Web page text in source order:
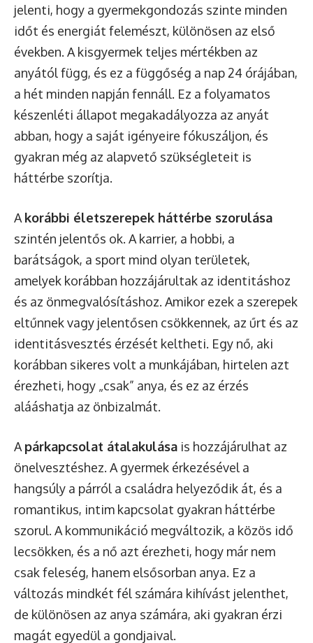
jelenti, hogy a gyermekgondozás szinte minden
időt és energiát felemészt, különösen az első
években. A kisgyermek teljes mértékben az
anyától függ, és ez a függőség a nap 24 órájában,
a hét minden napján fennáll. Ez a folyamatos
készenléti állapot megakadályozza az anyát
abban, hogy a saját igényeire fókuszáljon, és
gyakran még az alapvető szükségleteit is
háttérbe szorítja.
A korábbi életszerepek háttérbe szorulása
szintén jelentős ok. A karrier, a hobbi, a
barátságok, a sport mind olyan területek,
amelyek korábban hozzájárultak az identitáshoz
és az önmegvalósításhoz. Amikor ezek a szerepek
eltűnnek vagy jelentősen csökkennek, az űrt és az
identitásvesztés érzését keltheti. Egy nő, aki
korábban sikeres volt a munkájában, hirtelen azt
érezheti, hogy „csak” anya, és ez az érzés
alááshatja az önbizalmát.
A párkapcsolat átalakulása is hozzájárulhat az
önelvesztéshez. A gyermek érkezésével a
hangsúly a párról a családra helyeződik át, és a
romantikus, intim kapcsolat gyakran háttérbe
szorul. A kommunikáció megváltozik, a közös idő
lecsökken, és a nő azt érezheti, hogy már nem
csak feleség, hanem elsősorban anya. Ez a
változás mindkét fél számára kihívást jelenthet,
de különösen az anya számára, aki gyakran érzi
magát egyedül a gondjaival.